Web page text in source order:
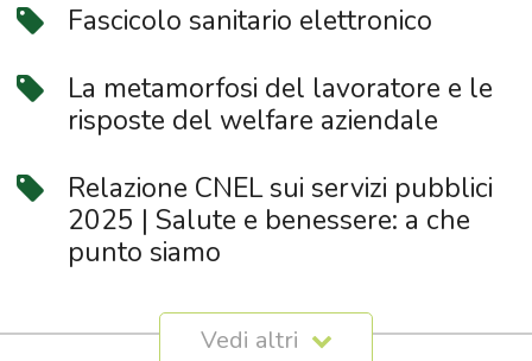
Fascicolo sanitario elettronico
La metamorfosi del lavoratore e le
risposte del welfare aziendale
Relazione CNEL sui servizi pubblici
2025 | Salute e benessere: a che
punto siamo